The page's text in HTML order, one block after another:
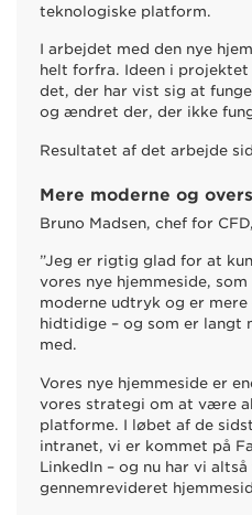
teknologiske platform.
I arbejdet med den nye
helt forfra. Ideen i
det, der har vist sig at
og ændret der, der ikke
Resultatet af det arbejde
Mere moderne og
Bruno Madsen, chef for
”Jeg er rigtig glad for at
vores nye hjemmeside,
moderne udtryk og er
hidtidige – og som er langt
med.
Vores nye hjemmeside er
vores strategi om at være
platforme. I løbet af de
intranet, vi er kommet på
LinkedIn – og nu har vi
gennemrevideret